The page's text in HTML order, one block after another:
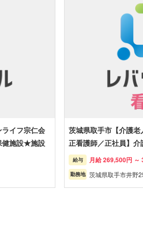
イフ宗仁会
健施設★施設
茨城県取手市【介護
正看護師／正社員】
給与 月給 269,500円 ～
勤務地 茨城県取手市井野